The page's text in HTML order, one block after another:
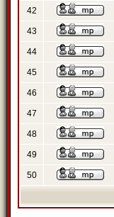
42
43
44
45
46
47
48
49
50